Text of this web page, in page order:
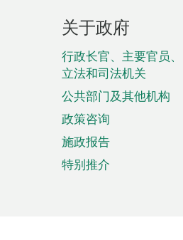
页
脚
菜
单
关于政府
行政长官、主要官员、
立法和司法机关
公共部门及其他机构
政策咨询
施政报告
特别推介